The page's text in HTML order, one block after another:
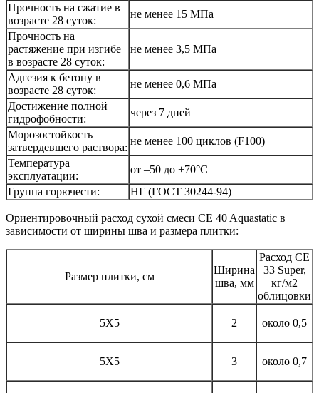
Прочность на сжатие в
возрасте 28 суток:
не менее 15 МПа
Прочность на
растяжение при изгибе
в возрасте 28 суток:
не менее 3,5 МПа
Адгезия к бетону в
возрасте 28 суток:
не менее 0,6 МПа
Достижение полной
гидрофобности:
через 7 дней
Морозостойкость
затвердевшего раствора:
не менее 100 циклов (F100)
Температура
эксплуатации:
от –50 до +70°C
Группа горючести:
НГ (ГОСТ 30244-94)
Ориентировочный расход сухой смеси CE 40 Aquastatic в
зависимости от ширины шва и размера плитки:
Размер плитки, см
Ширина
шва, мм
Расход CE
33 Super,
кг/м2
облицовки
5Х5 2 около 0,5
5Х5 3 около 0,7